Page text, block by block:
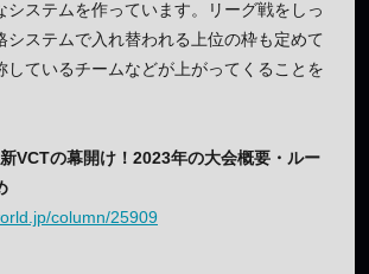
システムを作っています。リーグ戦をしっ
システムで入れ替われる上位の枠も定めて
しているチームなどが上がってくることを
新VCTの幕開け！2023年の大会概要・ルー
column/25909